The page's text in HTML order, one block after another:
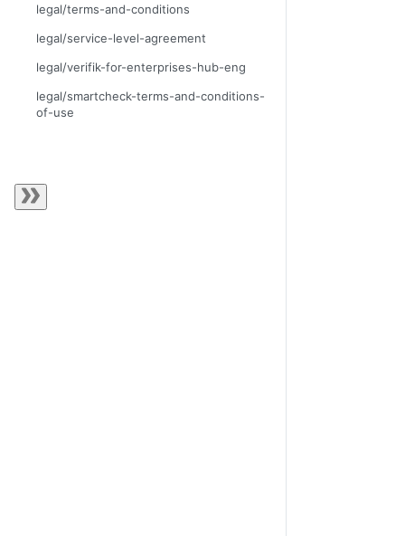
legal/terms-and-conditions
legal/service-level-agreement
legal/verifik-for-enterprises-hub-eng
legal/smartcheck-terms-and-conditions-
of-use